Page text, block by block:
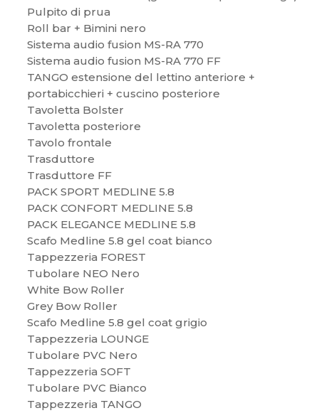
Pulpito di prua
Roll bar + Bimini nero
Sistema audio fusion MS-RA 770
Sistema audio fusion MS-RA 770 FF
TANGO estensione del lettino anteriore +
portabicchieri + cuscino posteriore
Tavoletta Bolster
Tavoletta posteriore
Tavolo frontale
Trasduttore
Trasduttore FF
PACK SPORT MEDLINE 5.8
PACK CONFORT MEDLINE 5.8
PACK ELEGANCE MEDLINE 5.8
Scafo Medline 5.8 gel coat bianco
Tappezzeria FOREST
Tubolare NEO Nero
White Bow Roller
Grey Bow Roller
Scafo Medline 5.8 gel coat grigio
Tappezzeria LOUNGE
Tubolare PVC Nero
Tappezzeria SOFT
Tubolare PVC Bianco
Tappezzeria TANGO